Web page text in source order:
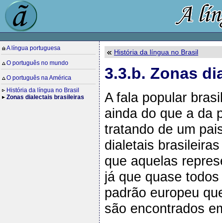
A língua portuguesa
O português no mundo
O português na América
História da língua no Brasil
Zonas dialectais brasileiras
História da língua no Brasil
3.3.b. Zonas
A fala popular
ainda do que a da
tratando de um
dialetais
que aquelas
já que quase
padrão europeu
são encontrados